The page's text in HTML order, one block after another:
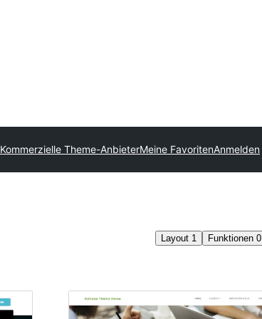
Kommerzielle Theme-AnbieterMeine FavoritenAnmelden
Layout 1 Funktionen 0